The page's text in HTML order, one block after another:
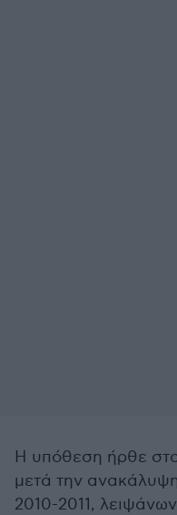
Η υπόθεση ήρθε
μετά την
2010-2011,